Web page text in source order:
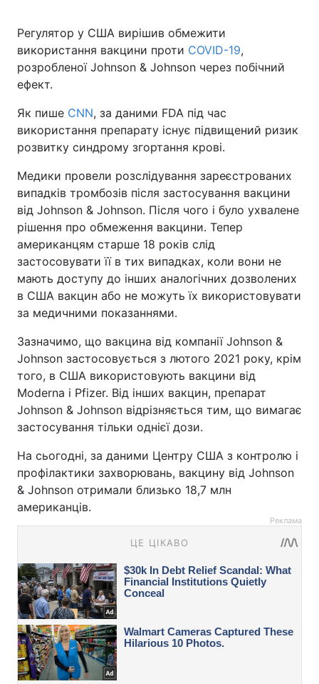
Регулятор у США вирішив обмежити
використання вакцини проти COVID-19,
розробленої Johnson & Johnson через побічний
ефект.
Як пише CNN, за даними FDA під час
використання препарату існує підвищений ризик
розвитку синдрому згортання крові.
Медики провели розслідування зареєстрованих
випадків тромбозів після застосування вакцини
від Johnson & Johnson. Після чого і було ухвалене
рішення про обмеження вакцини. Тепер
американцям старше 18 років слід
застосовувати її в тих випадках, коли вони не
мають доступу до інших аналогічних дозволених
в США вакцин або не можуть їх використовувати
за медичними показаннями.
Зазначимо, що вакцина від компанії Johnson &
Johnson застосовується з лютого 2021 року, крім
того, в США використовують вакцини від
Moderna і Pfizer. Від інших вакцин, препарат
Johnson & Johnson відрізняється тим, що вимагає
застосування тільки однієї дози.
На сьогодні, за даними Центру США з контролю і
профілактики захворювань, вакцину від Johnson
& Johnson отримали близько 18,7 млн
американців.
Реклама